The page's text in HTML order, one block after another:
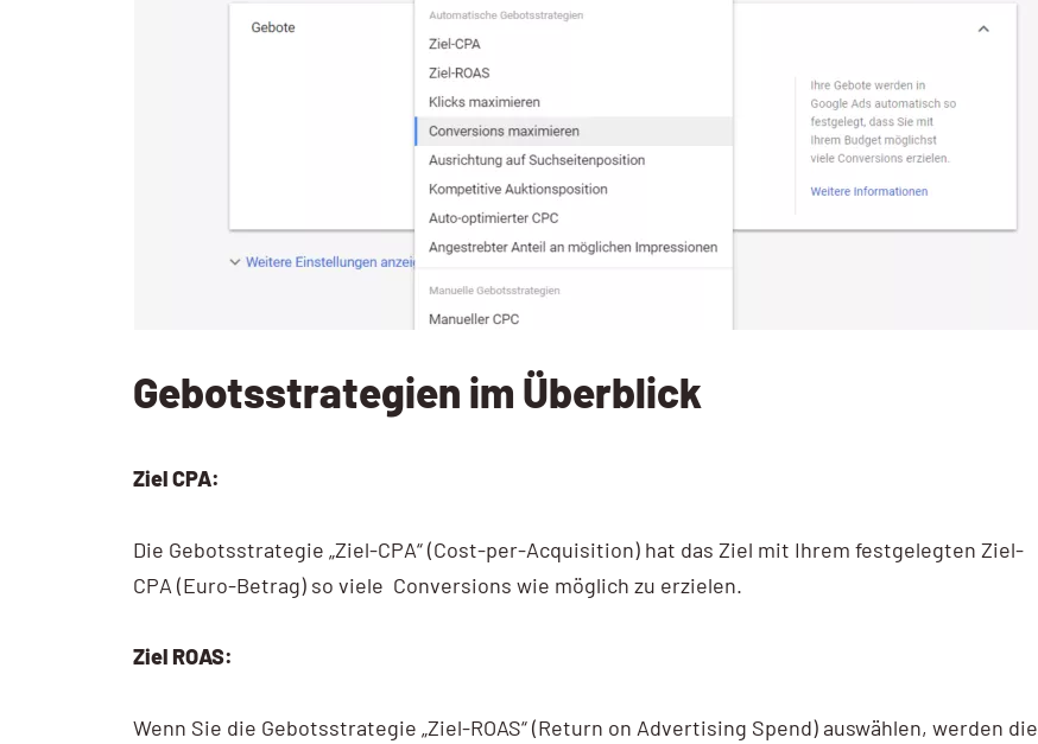
Gebotsstrategien im Überblick
Ziel CPA:
Die Gebotsstrategie „Ziel-CPA“ (Cost-per-Acquisition) hat das Ziel mit Ihrem festgelegten Ziel-
CPA (Euro-Betrag) so viele Conversions wie möglich zu erzielen.
Ziel ROAS:
Wenn Sie die Gebotsstrategie „Ziel-ROAS“ (Return on Advertising Spend) auswählen, werden die